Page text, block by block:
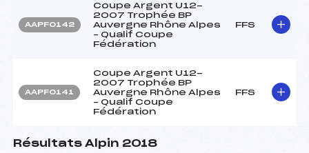
AAPF0142
Coupe Argent U12-
2007 Trophée BP
Auvergne Rhône Alpes
– Qualif Coupe
Fédération
FFS
AAPF0141
Coupe Argent U12-
2007 Trophée BP
Auvergne Rhône Alpes
– Qualif Coupe
Fédération
FFS
Résultats Alpin 2018